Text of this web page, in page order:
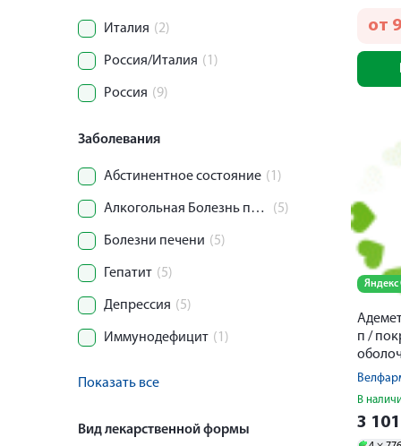
Италия (2)
Россия/Италия (1)
Россия (9)
Заболевания
Абстинентное состояние (1)
Алкогольная Болезнь печени (5)
Болезни печени (5)
Гепатит (5)
Депрессия (5)
Иммунодефицит (1)
Показать все
Вид лекарственной формы
от
Яндекс
п /
В
3 101